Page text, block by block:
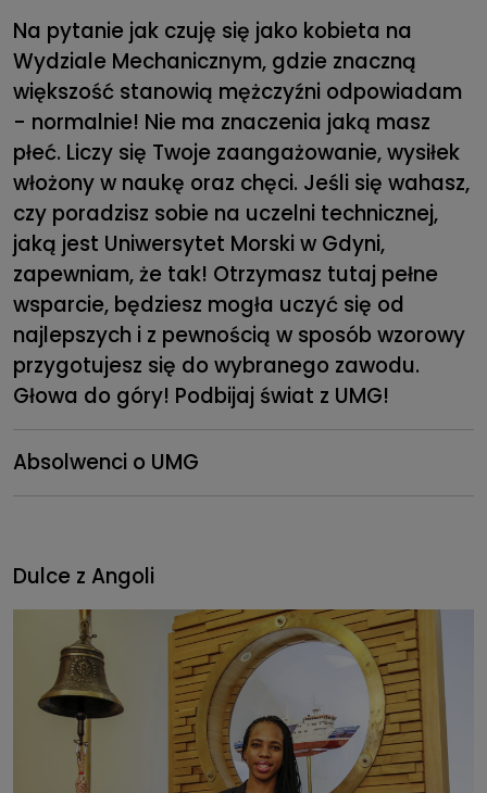
Na pytanie jak czuję się jako kobieta na
Wydziale Mechanicznym, gdzie znaczną
większość stanowią mężczyźni odpowiadam
- normalnie! Nie ma znaczenia jaką masz
płeć. Liczy się Twoje zaangażowanie, wysiłek
włożony w naukę oraz chęci. Jeśli się wahasz,
czy poradzisz sobie na uczelni technicznej,
jaką jest Uniwersytet Morski w Gdyni,
zapewniam, że tak! Otrzymasz tutaj pełne
wsparcie, będziesz mogła uczyć się od
najlepszych i z pewnością w sposób wzorowy
przygotujesz się do wybranego zawodu.
Głowa do góry! Podbijaj świat z UMG!
Absolwenci o UMG
Dulce z Angoli